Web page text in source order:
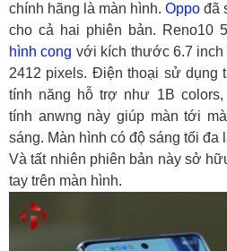
chính hãng là màn hình. Oppo đã
cho cả hai phiên bản. Reno10
hình cong với kích thước 6.7
2412 pixels. Điện thoại sử dụng
tính năng hỗ trợ như 1B colors,
tính anwng này giúp màn tới
sáng. Màn hình có độ sáng tối đa
Và tất nhiên phiên bản này sở
tay trên màn hình.